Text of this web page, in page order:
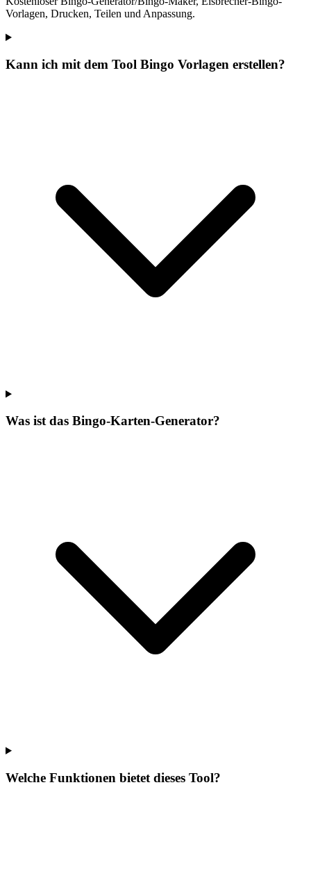
Vorlagen, Drucken, Teilen und Anpassung.
Kann ich mit dem Tool Bingo Vorlagen erstellen?
Was ist das Bingo-Karten-Generator?
Welche Funktionen bietet dieses Tool?